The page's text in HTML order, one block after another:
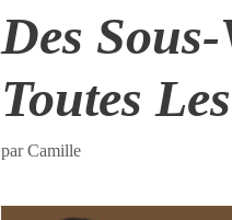
Des
Toutes
parCamille